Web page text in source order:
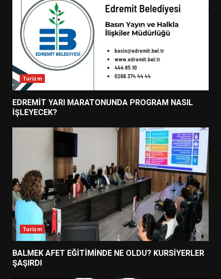
Turizm
EDREMİT YARI MARATONUNDA PROGRAM NASIL
İŞLEYECEK?
Turizm
BALMEK AFET EĞİTİMİNDE NE OLDU? KURSİYERLER
ŞAŞIRDI